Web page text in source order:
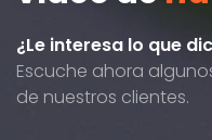
¿Le interesa lo que
Escuche ahora
de nuestros clientes.